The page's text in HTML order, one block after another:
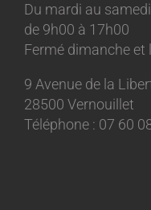
Du mardi au samedi
de 9h00 à 17h00
Fermé dimanche et
9 Avenue de la
28500 Vernouillet
Téléphone : 07 60